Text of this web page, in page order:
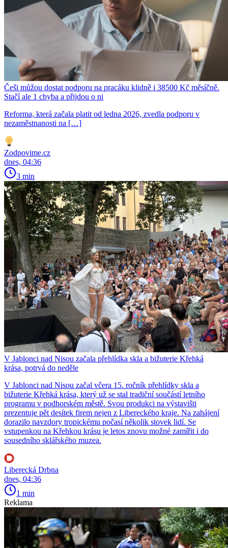
Češi můžou dostat podporu na pracáku klidně i 38500 Kč měsíčně.
Stačí ale 1 chyba a přijdou o ni
Reforma, která začala platit od ledna 2026, zvedla podporu v
nezaměstnanosti na […]
Zodpovime.cz
dnes, 04:36
3 min
V Jablonci nad Nisou začala přehlídka skla a bižuterie Křehká
krása, potrvá do neděle
V Jablonci nad Nisou začal včera 15. ročník přehlídky skla a
bižuterie Křehká krása, který už se stal tradiční součástí letního
programu v podhorském městě. Svou produkci na výstavišti
prezentuje pět desítek firem nejen z Libereckého kraje. Na zahájení
dorazilo navzdory tropickému počasí několik stovek lidí. Se
vstupenkou na Křehkou krásu je letos znovu možné zamířit i do
sousedního sklářského muzea.
Liberecká Drbna
dnes, 04:36
1 min
Reklama